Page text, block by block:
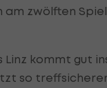
am zwölften
Linz kommt gut
so